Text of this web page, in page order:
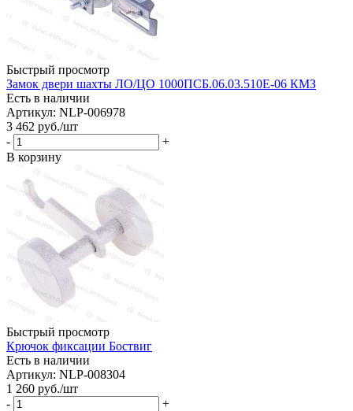
Быстрый просмотр
Замок двери шахты ЛО/ЦО 1000ПСБ.06.03.510Е-06 КМЗ
Есть в наличии
Артикул: NLP-006978
3 462 руб./шт
-
+
В корзину
Быстрый просмотр
Крючок фиксации Боствиг
Есть в наличии
Артикул: NLP-008304
1 260 руб./шт
-
+